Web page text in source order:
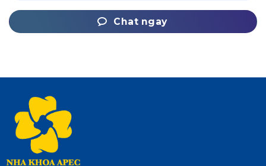
Chat ngay